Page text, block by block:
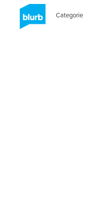
Categorie